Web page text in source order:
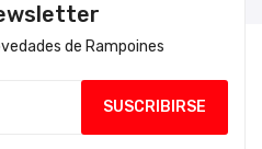
de Rampoines